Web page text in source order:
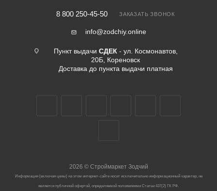
8 800 250-45-50 ЗАКАЗАТЬ ЗВОНОК
info@zodchiy.online
Пункт выдачи СДЕК - ул. Космонавтов,
20Б, Кореновск
Доставка до пункта выдачи платная
2026 ©Строймаркет Зодчий
Информация (включая цены) на этом интернет-сайте носит исключительно информационный характер, не
является публичной офертой, определяемой положениями Статьи 437(2) ГК РФ.